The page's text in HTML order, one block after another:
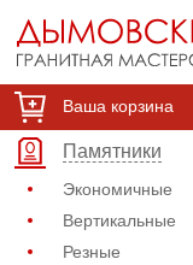
Ваша корзина
Памятники
Экономичные
Вертикальные
Резные